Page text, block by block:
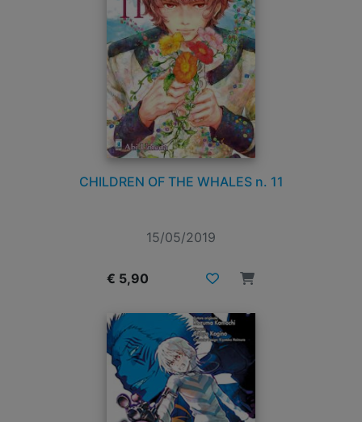
CHILDREN OF THE WHALES n. 11
15/05/2019
€ 5,90